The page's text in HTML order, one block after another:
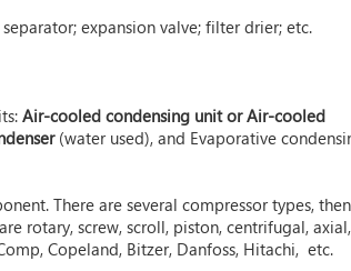
expansion valve; filter drier; etc.
Air-cooled condensing unitor Air-cooled
(water used), and Evaporative
There are several compressor types, then
rotary, screw, scroll, piston, centrifugal, axial,
Copeland, Bitzer, Danfoss, Hitachi, etc.